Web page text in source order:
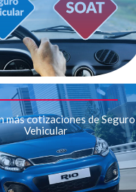
más cotizaciones de Seguro
Vehicular